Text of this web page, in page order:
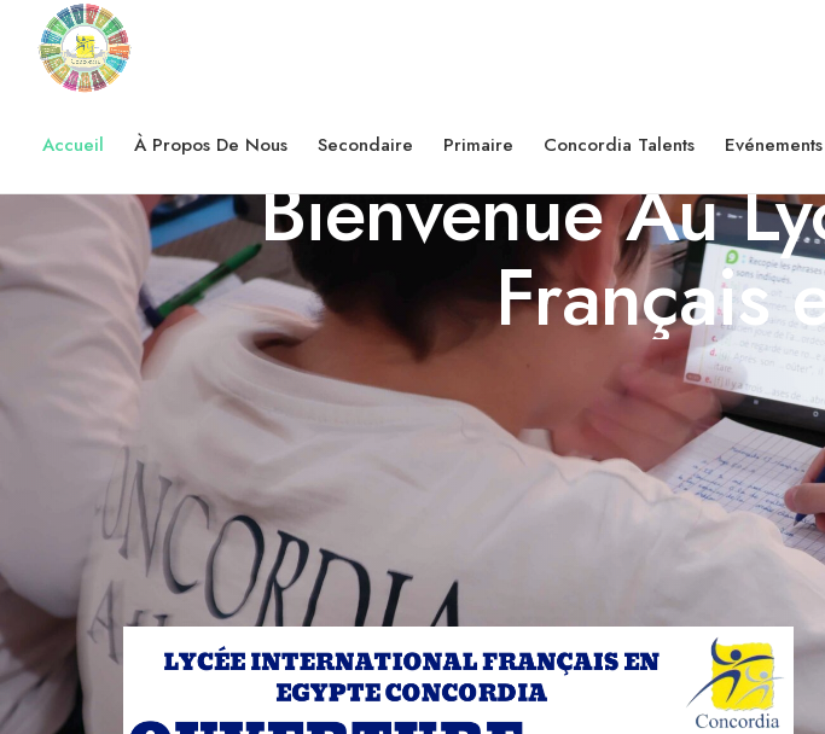
Accueil À Propos De Nous Secondaire Primaire Concordia Talents Evénements
Bienvenue Au
Français